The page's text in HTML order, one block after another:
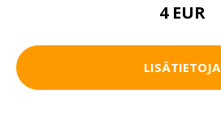
4 EUR
LISÄTIETOJA